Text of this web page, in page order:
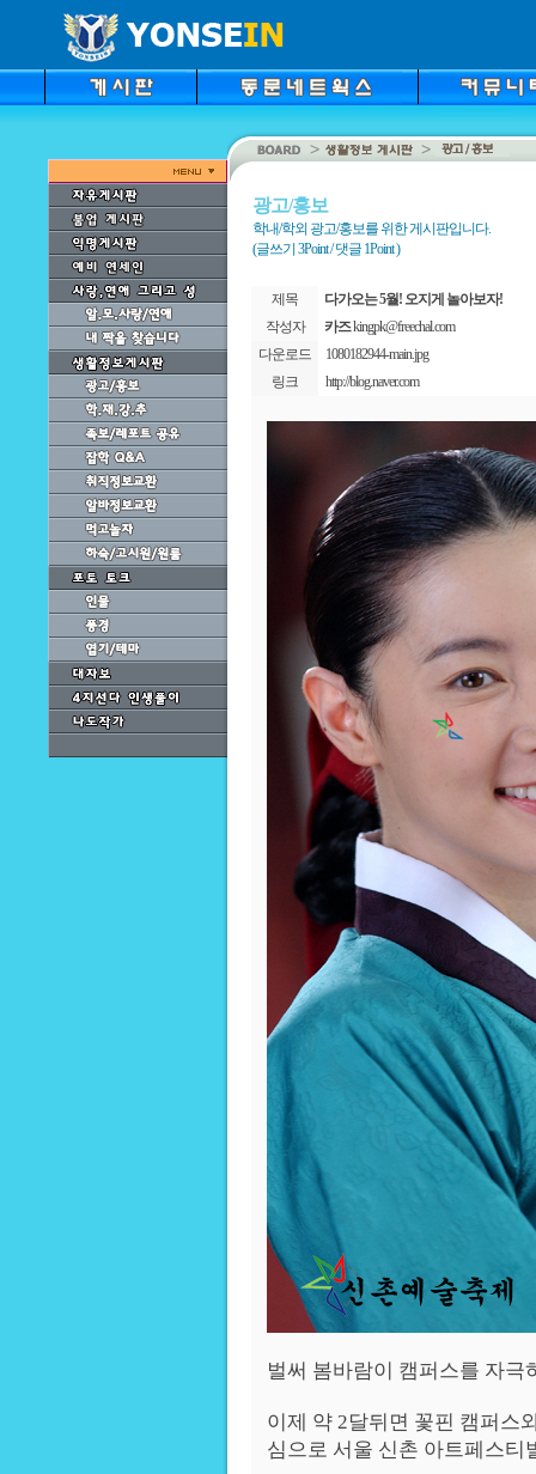
광고/홍보
학내/학외 광고/홍보를 위한 게시판입니다.
(글쓰기 3Point / 댓글 1Point )
제목
다가오는 5월! 오지게 놀아보자!
작성자
카즈kingpk@freechal.com
다운로드
1080182944-main.jpg
링크
http://blog.naver.com
벌써 봄바람이 캠퍼스를 자극
이제 약 2달뒤면 꽃핀 캠퍼스
심으로 서울 신촌 아트페스티